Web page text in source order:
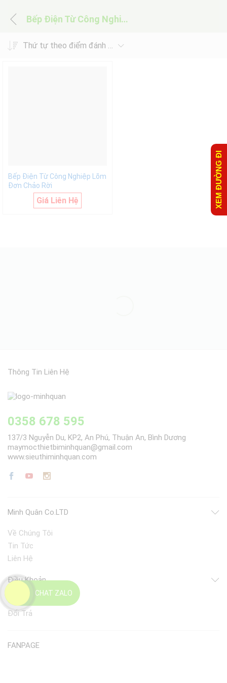
Bếp Điện Từ Công Nghiệp Lõm Đơn Chảo Rời
Thứ tự theo điểm đánh giá
Bếp Điện Từ Công Nghiệp Lõm
Đơn Chảo Rời
Giá Liên Hệ
CHAT ZALO
Thông Tin Liên Hệ
0358 678 595
137/3 Nguyễn Du, KP2, An Phú, Thuận An, Bình Dương
maymocthietbiminhquan@gmail.com
www.sieuthiminhquan.com
Minh Quân Co.LTD
Về Chúng Tôi
Tin Tức
Liên Hệ
Điều Khoản
Giao Nhận
Đổi Trả
FANPAGE
XEM ĐƯỜNG ĐI